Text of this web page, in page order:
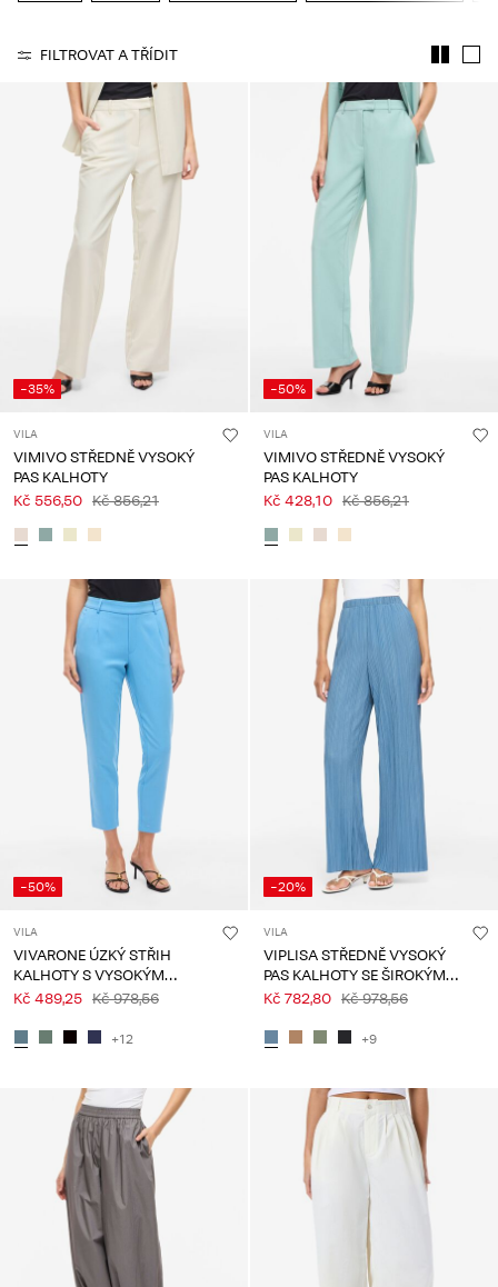
Us
Česko
čeština
FILTROVAT A TŘÍDIT
-35%
VILA
VIMIVO STŘEDNĚ VYSOKÝ
PAS KALHOTY
Kč 556,50 Kč 856,21
-50%
VILA
VIMIVO STŘEDNĚ VYSOKÝ
PAS KALHOTY
Kč 428,10 Kč 856,21
-50%
VILA
VIVARONE ÚZKÝ STŘIH
KALHOTY S VYSOKÝM
PASEM
Kč 489,25 Kč 978,56
+12
-20%
VILA
VIPLISA STŘEDNĚ VYSOKÝ
PAS KALHOTY SE ŠIROKÝMI
NOHAVICEMI
Kč 782,80 Kč 978,56
+9